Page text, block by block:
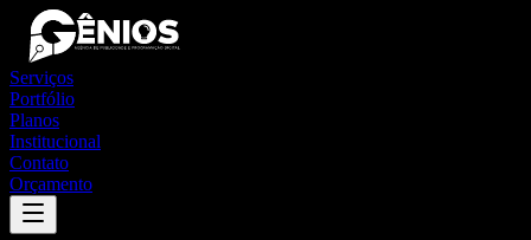
Serviços
Portfólio
Planos
Institucional
Contato
Orçamento